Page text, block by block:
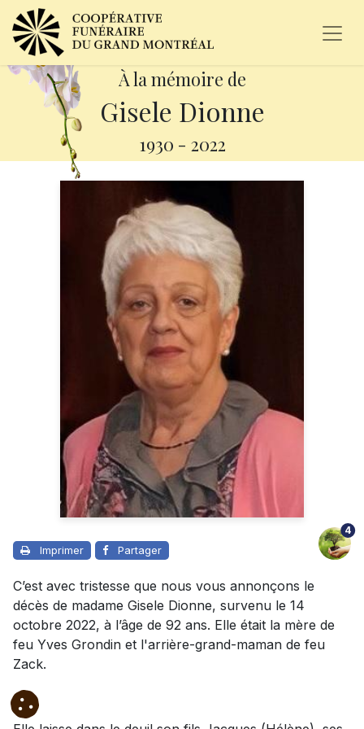
À la mémoire de
Gisele Dionne
1930 - 2022
Imprimer Partager
4
C’est avec tristesse que nous vous annonçons le
décès de madame Gisele Dionne, survenu le 14
octobre 2022, à l’âge de 92 ans. Elle était la mère de
feu Yves Grondin et l'arrière-grand-maman de feu
Zack.